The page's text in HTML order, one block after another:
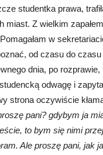
studentka prawa,
miast. Z wielkim
w
od czasu do czasu
dnia, po
odwagę i
strona oczywiście
pani? gdybym ja
to bym się nimi
Ale proszę pani, jak